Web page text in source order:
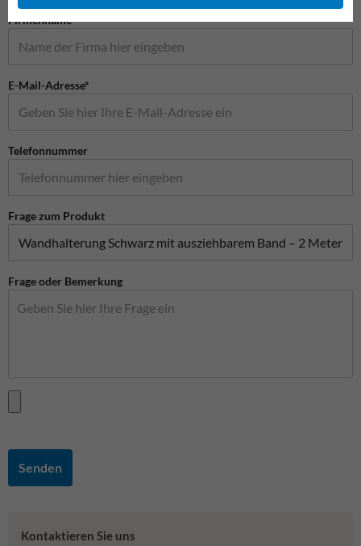
Firmenname
E-Mail-Adresse*
Telefonnummer
Frage zum Produkt
Frage oder Bemerkung
Senden
Kontaktieren Sie uns